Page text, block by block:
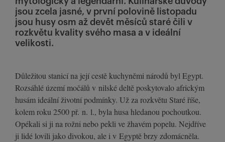
jsou zcela jasné, v první polovině listopadu
jsou husy osm až devět měsíců staré čili v
rozkvětu kvality svého masa a v ideální
velikosti.
Důležitou stanicí na její cestě kuchyněmi národů byl Egypt.
Rozsáhlé území močálů v nilské deltě poskytovalo africkým
husám ideální životní podmínky. Už za rozkvětu Staré říše,
kolem roku 2500 př. n. l., byla husa hledanou pochoutkou.
Opékali si ji na rožni nebo pekli ve žhavém popelu. Nejdříve
ji lidé lovili jako divokou, ale i v Egyptě brzy zdomácněla.